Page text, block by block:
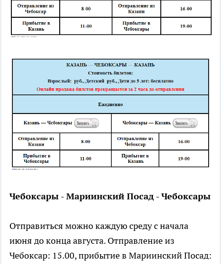
Чебоксары - Мариинский Посад - Чебоксары
Отправиться можно каждую среду с начала
июня до конца августа. Отправление из
Чебоксар: 15.00, прибытие в Мариинский Посад: